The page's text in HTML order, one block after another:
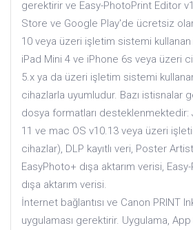
gerektirir ve Easy-PhotoPrint Editor
Store ve Google Play'de ücretsiz
10 veya üzeri işletim sistemi kullanan
iPad Mini 4 ve iPhone 6s veya üzeri
5.x ya da üzeri işletim sistemi
cihazlarla uyumludur. Bazı istisnalar
dosya formatları desteklenmektedir:
11 ve mac OS v10.13 veya üzeri
cihazlar), DLP kayıtlı veri, Poster
EasyPhoto+ dışa aktarım verisi,
dışa aktarım verisi.
İnternet bağlantısı ve Canon PRINT
uygulaması gerektirir. Uygulama,